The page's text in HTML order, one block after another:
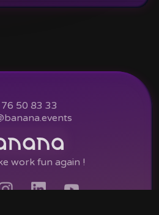
50 83 33
work fun again !